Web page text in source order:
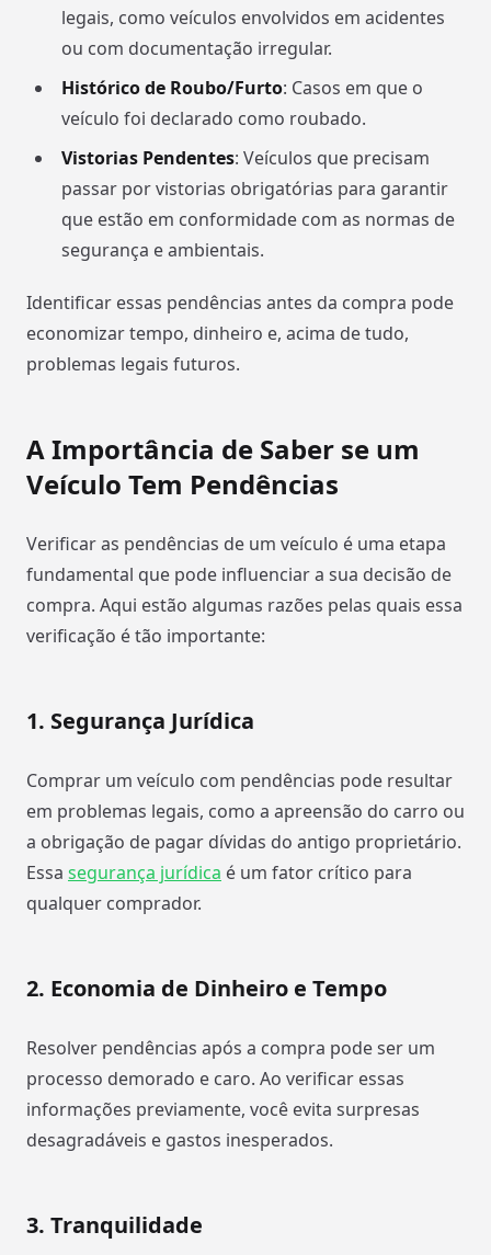
legais, como veículos envolvidos em acidentes
ou com documentação irregular.
Histórico de Roubo/Furto: Casos em que o
veículo foi declarado como roubado.
Vistorias Pendentes: Veículos que precisam
passar por vistorias obrigatórias para garantir
que estão em conformidade com as normas de
segurança e ambientais.
Identificar essas pendências antes da compra pode
economizar tempo, dinheiro e, acima de tudo,
problemas legais futuros.
A Importância de Saber se um
Veículo Tem Pendências
Verificar as pendências de um veículo é uma etapa
fundamental que pode influenciar a sua decisão de
compra. Aqui estão algumas razões pelas quais essa
verificação é tão importante:
1. Segurança Jurídica
Comprar um veículo com pendências pode resultar
em problemas legais, como a apreensão do carro ou
a obrigação de pagar dívidas do antigo proprietário.
Essa segurança jurídica é um fator crítico para
qualquer comprador.
2. Economia de Dinheiro e Tempo
Resolver pendências após a compra pode ser um
processo demorado e caro. Ao verificar essas
informações previamente, você evita surpresas
desagradáveis e gastos inesperados.
3. Tranquilidade